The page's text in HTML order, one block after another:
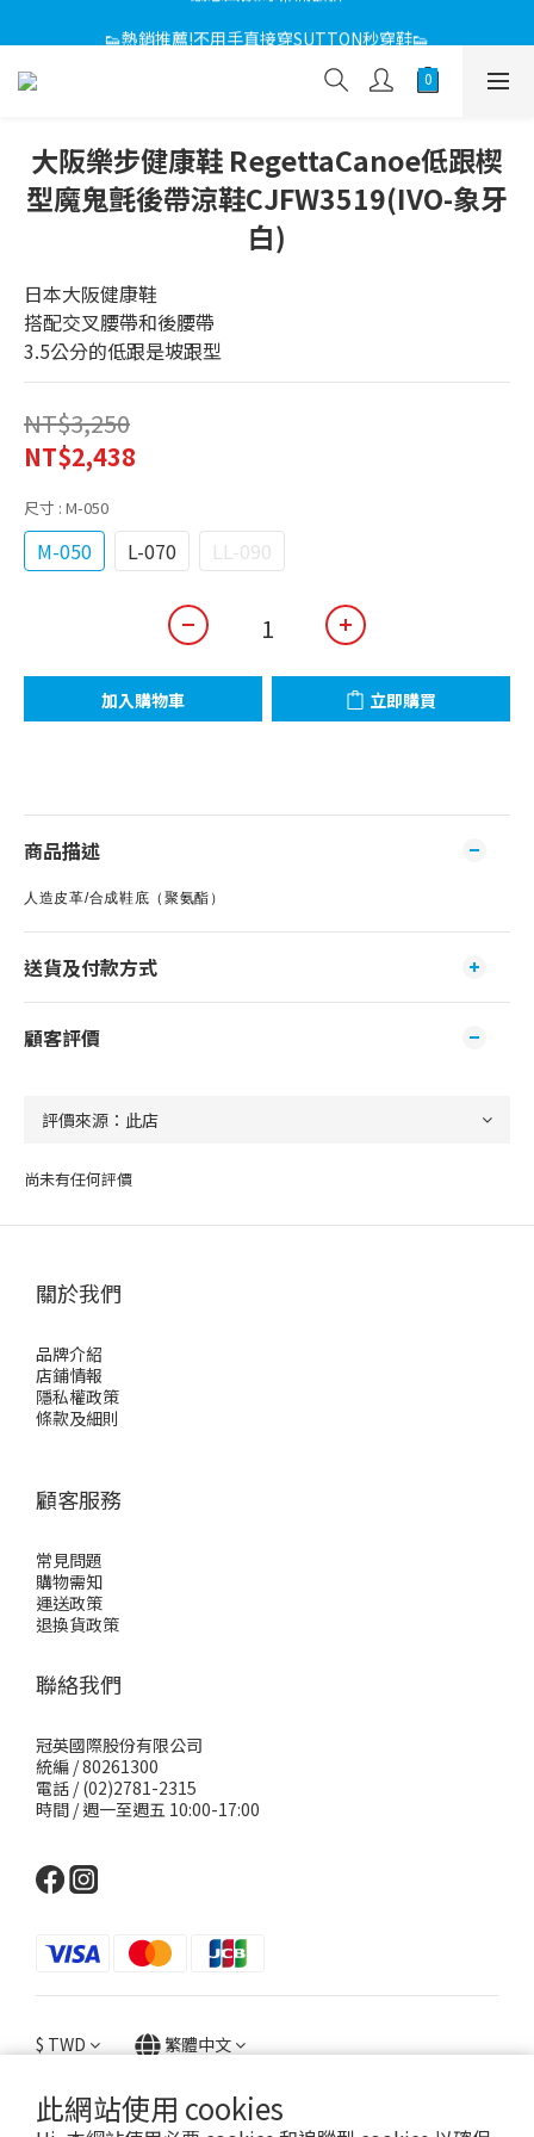
此網站使用 cookies
👟熱銷推薦!不用手直接穿SUTTON秒穿鞋👟
感恩回饋媽咪 滿額折
大阪樂步健康鞋 RegettaCanoe低跟楔
型魔鬼氈後帶涼鞋CJFW3519(IVO-象牙
白)
日本大阪健康鞋
搭配交叉腰帶和後腰帶
3.5公分的低跟是坡跟型
NT$3,250
NT$2,438
尺寸 : M-050
M-050 L-070 LL-090
加入購物車 立即購買
商品描述
人造皮革/合成鞋底（聚氨酯）
送貨及付款方式
顧客評價
尚未有任何評價
關於我們
品牌介紹
店鋪情報
隱私權政策
條款及細則
顧客服務
常見問題
購物需知
運送政策
退換貨政策
聯絡我們
冠英國際股份有限公司
統編 / 80261300
電話 / (02)2781-2315
時間 / 週一至週五 10:00-17:00
$ TWD 繁體中文